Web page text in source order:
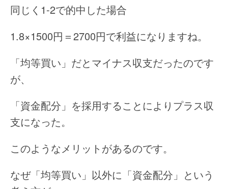
同じく1-2で的中した場合
1.8×1500円＝2700円で利益になりますね。
「均等買い」だとマイナス収支だったのです
が、
「資金配分」を採用することによりプラス収
支になった。
このようなメリットがあるのです。
なぜ「均等買い」以外に「資金配分」という